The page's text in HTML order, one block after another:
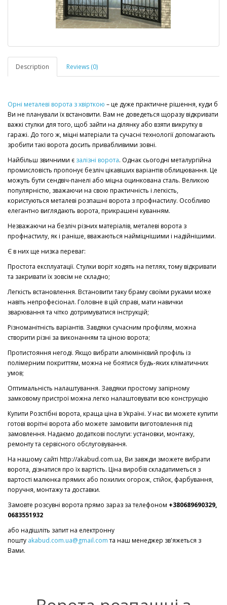
Description Reviews (0)
Орні металеві ворота з хвірткою – це дуже практичне рішення, куди б
Ви не планували їх встановити. Вам не доведеться щоразу відкривати
важкі стулки для того, щоб зайти на ділянку або взяти викрутку в
гаражі. До того ж, міцні матеріали та сучасні технології допомагають
зробити такі ворота досить привабливими зовні.
Найбільш звичними є залізні ворота. Однак сьогодні металургійна
промисловість пропонує безліч цікавіших варіантів облицювання. Це
можуть бути сендвіч-панелі або міцна оцинкована сталь. Великою
популярністю, зважаючи на свою практичність і легкість,
користуються металеві розпашні ворота з профнастилу. Особливо
елегантно виглядають ворота, прикрашені куванням.
Незважаючи на безліч різних матеріалів, металеві ворота з
профнастилу, як і раніше, вважаються найміцнішими і надійнішими.
Є в них ще низка переваг:
Простота експлуатації. Стулки воріт ходять на петлях, тому відкривати
та закривати їх зовсім не складно;
Легкість встановлення. Встановити таку браму своїми руками може
навіть непрофесіонал. Головне в цій справі, мати навички
зварювання та чітко дотримуватися інструкцій;
Різноманітність варіантів. Завдяки сучасним профілям, можна
створити різні за виконанням та ціною ворота;
Протистояння негоді. Якщо вибрати алюмінієвий профіль із
полімерним покриттям, можна не боятися будь-яких кліматичних
умов;
Оптимальність налаштування. Завдяки простому запірному
замковому пристрої можна легко налаштовувати всю конструкцію
Купити Розстібні ворота, краща ціна в Україні. У нас ви можете купити
готові ворітні ворота або можете замовити виготовлення під
замовлення. Надаємо додаткові послуги: установки, монтажу,
ремонту та сервісного обслуговування.
На нашому сайті http://akabud.com.ua, Ви завжди зможете вибрати
ворота, дізнатися про їх вартість. Ціна виробів складатиметься з
вартості малюнка прямих або похилих огорож, стійок, фарбування,
поручня, монтажу та доставки.
Замовте розсувні ворота прямо зараз за телефоном +380689690329,
0683551932
або надішліть запит на електронну
пошту akabud.com.ua@gmail.comта наш менеджер зв'яжеться з
Вами.